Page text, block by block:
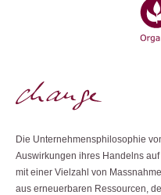
Die Unternehmensphilosophie
Auswirkungen ihres Handelns
mit einer Vielzahl von
aus erneuerbaren Ressourcen,